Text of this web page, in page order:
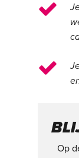
Op